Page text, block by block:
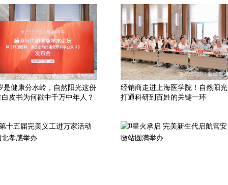
是健康分水岭，自然阳光这份
白皮书为何戳中千万中年人？
经销商走进上海医学院！自然阳光
打通科研到百姓的关键一环
十五届完美义工进万家活动
北孝感举办
星火承启 完美新生代启航营安
徽站圆满举办